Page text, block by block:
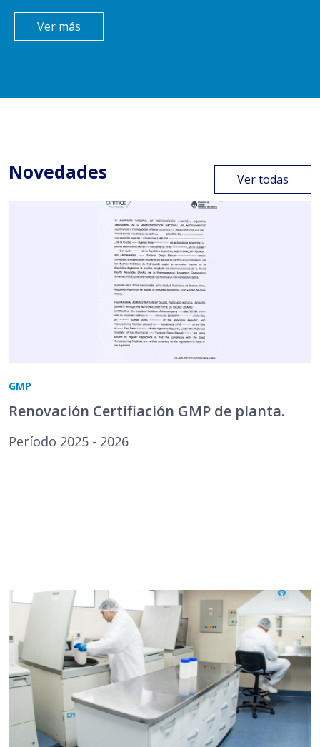
Ver más
Novedades Ver todas
GMP
Renovación Certifiación GMP de planta.
Período 2025 - 2026